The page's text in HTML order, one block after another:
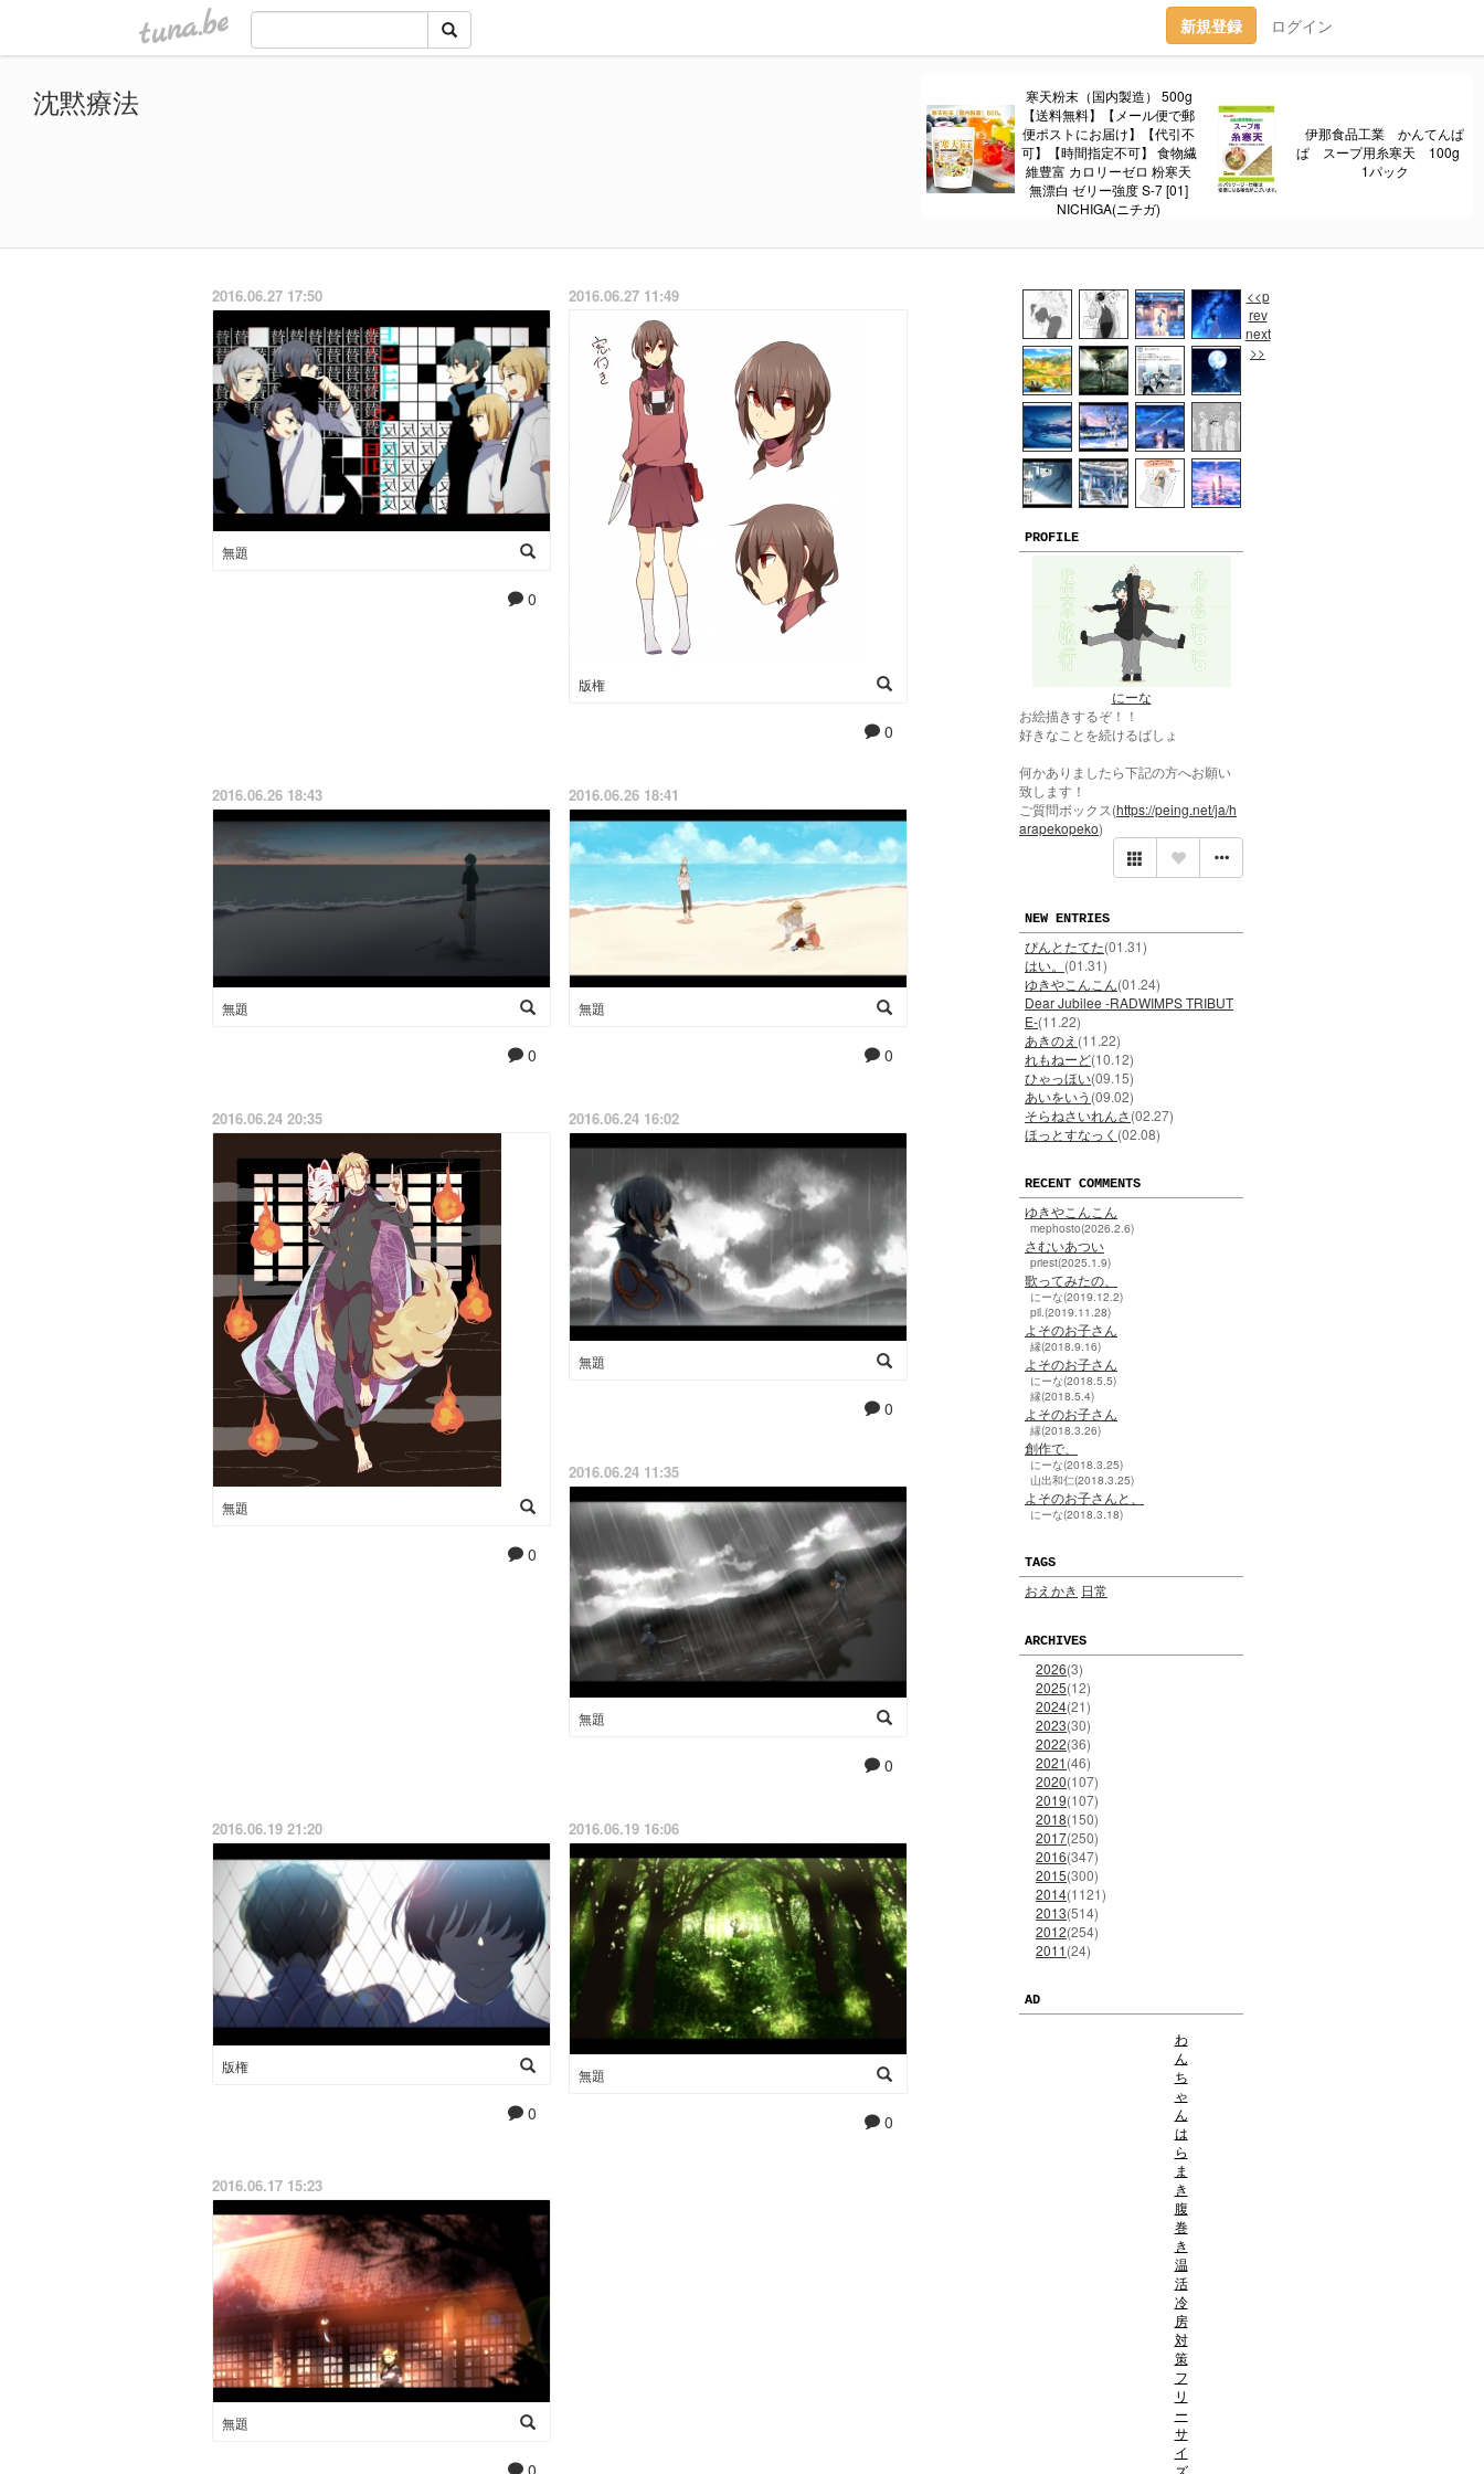
tuna.be 新規登録 ログイン
寒天粉末（国内製造） 500g
【送料無料】【メール便で郵
便ポストにお届け】【代引不
可】【時間指定不可】 食物繊
維豊富 カロリーゼロ 粉寒天
無漂白 ゼリー強度 S-7 [01]
NICHIGA(ニチガ)
伊那食品工業 かんてんぱ
ぱ スープ用糸寒天 100g
1パック
沈黙療法
<<p
rev
next
>>
PROFILE
にーな
お絵描きするぞ！！
好きなことを続けるばしょ
何かありましたら下記の方へお願い
致します！
ご質問ボックス(https://peing.net/ja/h
arapekopeko)
NEW ENTRIES
ぴんとたてた(01.31)
はい。 (01.31)
ゆきやこんこん(01.24)
Dear Jubilee -RADWIMPS TRIBUT
E-(11.22)
あきのえ (11.22)
れもねーど(10.12)
ひゃっほい(09.15)
あいをいう (09.02)
そらねさいれんさ(02.27)
ほっとすなっく (02.08)
RECENT COMMENTS
ゆきやこんこん
mephosto(2026.2.6)
さむいあつい
priest(2025.1.9)
歌ってみたの、
にーな(2019.12.2)
pil.(2019.11.28)
よそのお子さん
縁(2018.9.16)
よそのお子さん
にーな(2018.5.5)
縁(2018.5.4)
よそのお子さん
縁(2018.3.26)
創作で、
にーな(2018.3.25)
山出和仁(2018.3.25)
よそのお子さんと、
にーな(2018.3.18)
TAGS
おえかき 日常
ARCHIVES
2026(3)
2025(12)
2024(21)
2023(30)
2022(36)
2021(46)
2020(107)
2019(107)
2018(150)
2017(250)
2016(347)
2015(300)
2014(1121)
2013(514)
2012(254)
2011(24)
AD
わ
ん
ち
ゃ
ん
は
ら
ま
き
腹
巻
き
温
活
冷
房
対
策
フ
リ
ー
サ
イ
2016.06.27 17:50
無題
0
2016.06.27 11:49
版権
0
2016.06.26 18:43
無題
0
2016.06.26 18:41
無題
0
2016.06.24 20:35
無題
0
2016.06.24 16:02
無題
0
2016.06.24 11:35
無題
0
2016.06.19 21:20
版権
0
2016.06.19 16:06
無題
0
2016.06.17 15:23
無題